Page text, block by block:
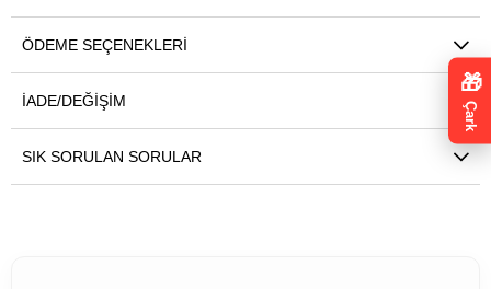
ÖDEME SEÇENEKLERI
İADE/DEĞIŞIM
SIK SORULAN SORULAR
🎁
Çark